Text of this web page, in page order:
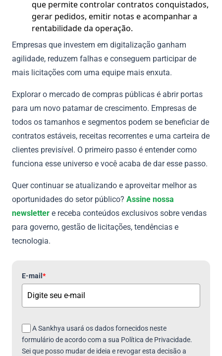
que permite controlar contratos conquistados,
gerar pedidos, emitir notas e acompanhar a
rentabilidade da operação.
Empresas que investem em digitalização ganham
agilidade, reduzem falhas e conseguem participar de
mais licitações com uma equipe mais enxuta.
Explorar o mercado de compras públicas é abrir portas
para um novo patamar de crescimento. Empresas de
todos os tamanhos e segmentos podem se beneficiar de
contratos estáveis, receitas recorrentes e uma carteira de
clientes previsível. O primeiro passo é entender como
funciona esse universo e você acaba de dar esse passo.
Quer continuar se atualizando e aproveitar melhor as
oportunidades do setor público? Assine nossa
newsletter e receba conteúdos exclusivos sobre vendas
para governo, gestão de licitações, tendências e
tecnologia.
E-mail *
A Sankhya usará os dados fornecidos neste
formulário de acordo com a sua Política de Privacidade.
Sei que posso mudar de ideia e revogar esta decisão a